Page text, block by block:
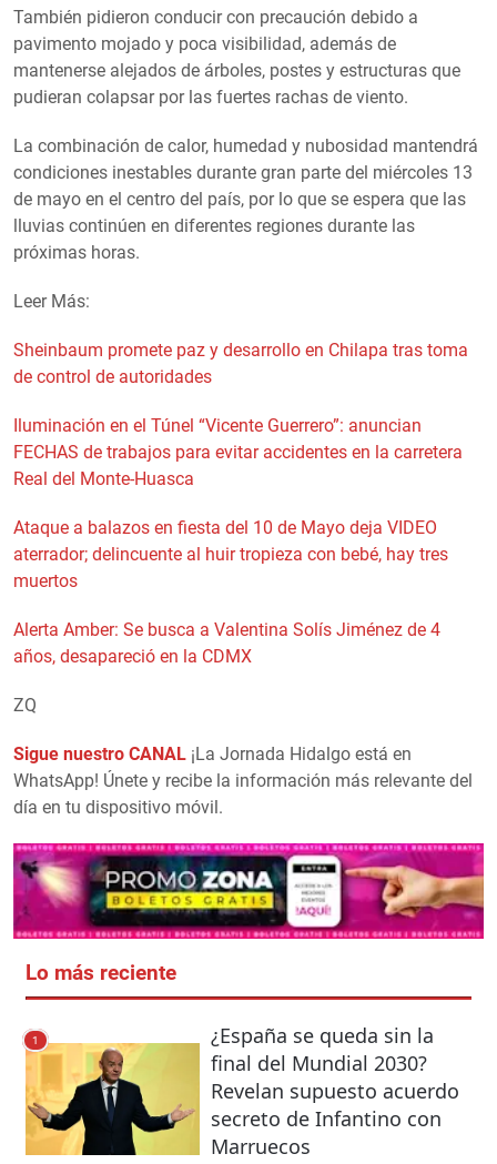
También pidieron conducir con precaución debido a
pavimento mojado y poca visibilidad, además de
mantenerse alejados de árboles, postes y estructuras que
pudieran colapsar por las fuertes rachas de viento.
La combinación de calor, humedad y nubosidad mantendrá
condiciones inestables durante gran parte del miércoles 13
de mayo en el centro del país, por lo que se espera que las
lluvias continúen en diferentes regiones durante las
próximas horas.
Leer Más:
Sheinbaum promete paz y desarrollo en Chilapa tras toma
de control de autoridades
Iluminación en el Túnel “Vicente Guerrero”: anuncian
FECHAS de trabajos para evitar accidentes en la carretera
Real del Monte-Huasca
Ataque a balazos en fiesta del 10 de Mayo deja VIDEO
aterrador; delincuente al huir tropieza con bebé, hay tres
muertos
Alerta Amber: Se busca a Valentina Solís Jiménez de 4
años, desapareció en la CDMX
ZQ
Sigue nuestro CANAL ¡La Jornada Hidalgo está en
WhatsApp! Únete y recibe la información más relevante del
día en tu dispositivo móvil.
Lo más reciente
1
¿España se queda sin la
final del Mundial 2030?
Revelan supuesto acuerdo
secreto de Infantino con
Marruecos